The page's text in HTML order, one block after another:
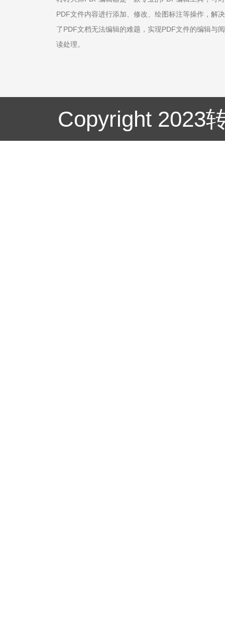
PDF文件内容进行添加、修改、绘图标注等操作，解决
了PDF文档无法编辑的难题，实现PDF文件的编辑与阅
读处理。
Copyright 2023